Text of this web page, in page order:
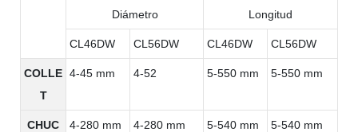
Diámetro Longitud
CL46DW CL56DW CL46DW CL56DW
COLLE
T
4-45 mm 4-52 5-550 mm 5-550 mm
CHUC
4-280 mm 4-280 mm 5-540 mm 5-540 mm